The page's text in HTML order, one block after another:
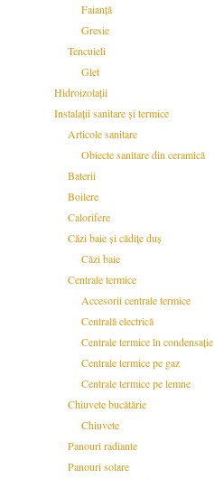
Faianță
Gresie
Tencuieli
Glet
Hidroizolații
Instalații sanitare și termice
Articole sanitare
Obiecte sanitare din ceramică
Baterii
Boilere
Calorifere
Căzi baie și cădițe duș
Căzi baie
Centrale termice
Accesorii centrale termice
Centrală electrică
Centrale termice în condensație
Centrale termice pe gaz
Centrale termice pe lemne
Chiuvete bucătărie
Chiuvete
Panouri radiante
Panouri solare